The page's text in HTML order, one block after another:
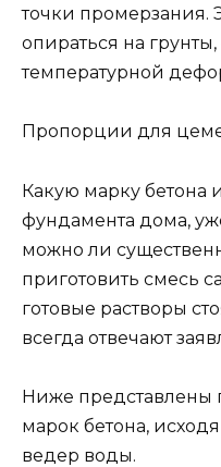
точки промерзания.
опираться на
температурной
Пропорции для
Какую марку бетона
фундамента дома,
можно ли
приготовить смесь
готовые растворы
всегда отвечают
Ниже представлены
марок бетона,
ведер воды.